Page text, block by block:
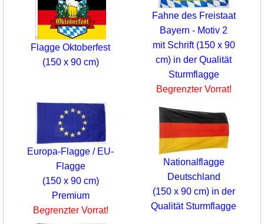
Flagge Oktoberfest
(150 x 90 cm)
Fahne des Freistaat
Bayern - Motiv 2
mit Schrift (150 x 90
cm) in der Qualität
Sturmflagge
Begrenzter Vorrat!
Europa-Flagge / EU-
Flagge
(150 x 90 cm)
Premium
Begrenzter Vorrat!
Nationalflagge
Deutschland
(150 x 90 cm) in der
Qualität Sturmflagge